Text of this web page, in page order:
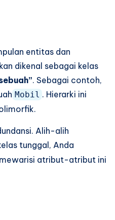
entitas dan
dikenal sebagai kelas
. Sebagai contoh,
Mobil . Hierarki ini
Alih-alih
tunggal, Anda
mewarisi atribut-atribut ini